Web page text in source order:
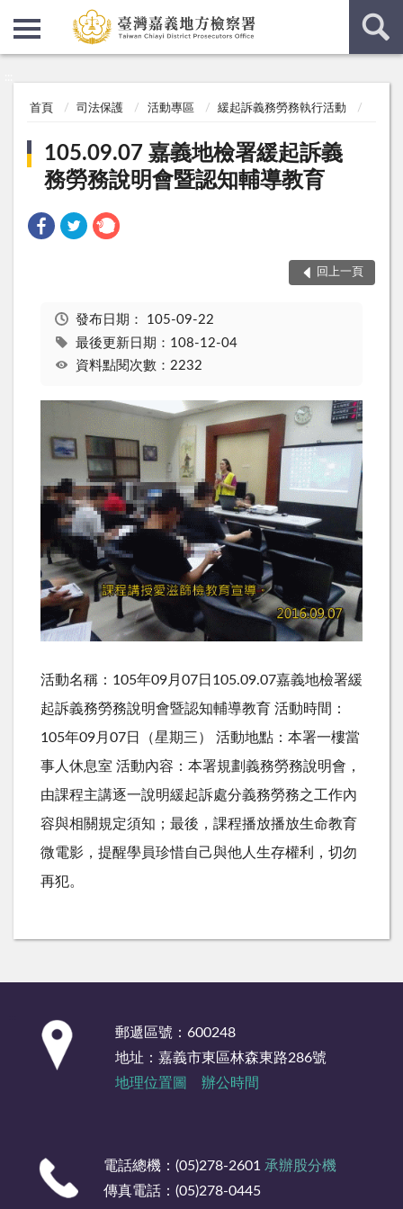
首頁 司法保護 活動專區 緩起訴義務勞務執行活動
105.09.07 嘉義地檢署緩起訴義
務勞務說明會暨認知輔導教育
回上一頁
發布日期： 105-09-22
最後更新日期：108-12-04
資料點閱次數：2232
活動名稱：105年09月07日105.09.07嘉義地檢署緩
起訴義務勞務說明會暨認知輔導教育 活動時間：
105年09月07日（星期三） 活動地點：本署一樓當
事人休息室 活動內容：本署規劃義務勞務說明會，
由課程主講逐一說明緩起訴處分義務勞務之工作內
容與相關規定須知；最後，課程播放播放生命教育
微電影，提醒學員珍惜自己與他人生存權利，切勿
再犯。
郵遞區號：600248
地址：嘉義市東區林森東路286號
地理位置圖
辦公時間
電話總機：(05)278-2601 承辦股分機
傳真電話：(05)278-0445